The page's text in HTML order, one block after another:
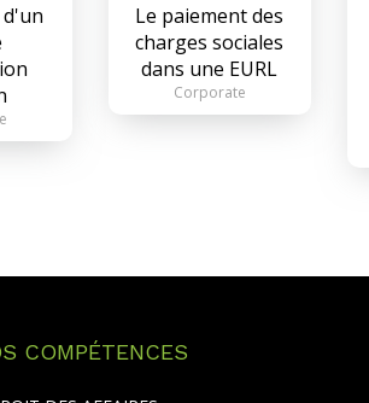
d'un
Le paiement des
charges sociales
dans une EURL
Corporate
COMPÉTENCES